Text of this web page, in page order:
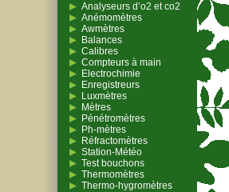
Analyseurs d’o2 et co2
Anémomètres
Awmètres
Balances
Calibres
Compteurs à main
Electrochimie
Enregistreurs
Luxmètres
Mètres
Pénétromètres
Ph-mètres
Réfractomètres
Station-Météo
Test bouchons
Thermomètres
Thermo-hygromètres